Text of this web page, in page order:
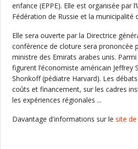
enfance (EPPE). Elle est organisée par
Fédération de Russie et la municipalité
Elle sera ouverte par la Directrice
conférence de cloture sera prononcée
ministre des Emirats arabes unis.
figurent l’économiste américain Jeffrey
Shonkoff (pédiatre Harvard). Les
coûts et financement, sur les cadres
les expériences régionales ...
Davantage d'informations sur le site de